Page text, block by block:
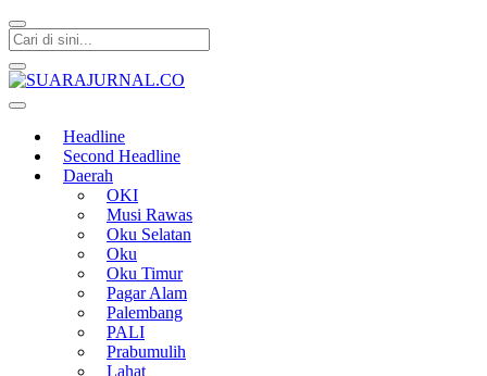
Headline
Second Headline
Daerah
OKI
Musi Rawas
Oku Selatan
Oku
Oku Timur
Pagar Alam
Palembang
PALI
Prabumulih
Lahat